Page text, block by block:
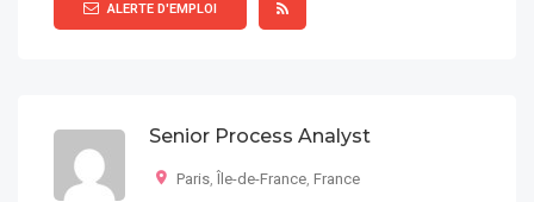
ALERTE D'EMPLOI
Senior Process Analyst
Paris, Île-de-France, France